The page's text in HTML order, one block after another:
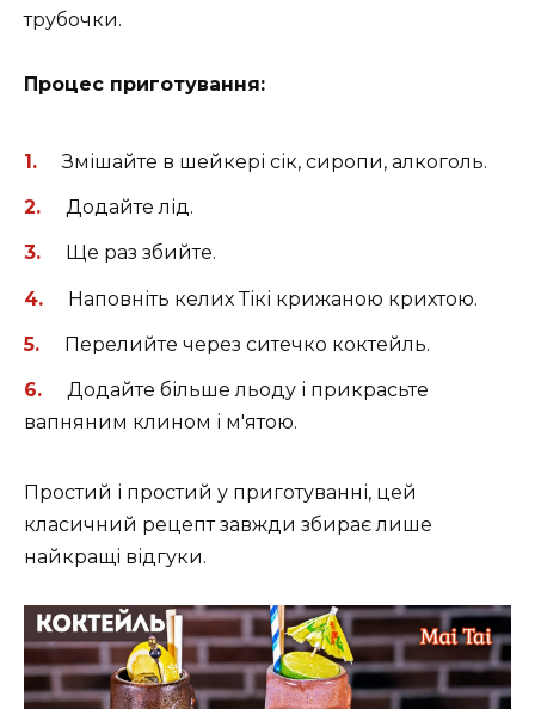
трубочки.
Процес приготування:
Змішайте в шейкері сік, сиропи, алкоголь.
Додайте лід.
Ще раз збийте.
Наповніть келих Тікі крижаною крихтою.
Перелийте через ситечко коктейль.
Додайте більше льоду і прикрасьте
вапняним клином і м'ятою.
Простий і простий у приготуванні, цей
класичний рецепт завжди збирає лише
найкращі відгуки.